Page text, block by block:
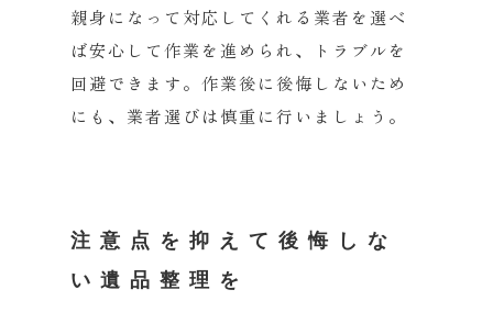
親身になって対応してくれる業者を選べ
ば安心して作業を進められ、トラブルを
回避できます。作業後に後悔しないため
にも、 業者選びは慎重に行いましょう。
注意点を抑えて後悔しな
い遺品整理を